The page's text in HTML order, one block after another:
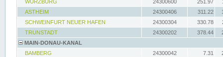
WÜRZBURG 24300600 251.97
ASTHEIM
24300406 311.22
SCHWEINFURT NEUER HAFEN
24300304 330.78
TRUNSTADT
24300202 378.44
MAIN-DONAU-KANAL
BAMBERG
24300042 7.31